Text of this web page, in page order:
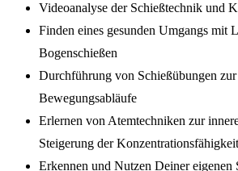
Videoanalyse der Schießtechnik und
Finden eines gesunden Umgangs mit
Bogenschießen
Durchführung von Schießübungen
Bewegungsabläufe
Erlernen von Atemtechniken zur
Steigerung der Konzentrationsfähigkeit
Erkennen und Nutzen Deiner eigenen